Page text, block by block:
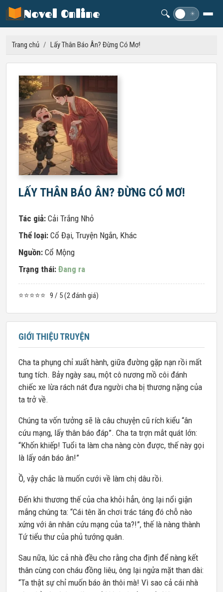
Novel Online 🔍 ☀
Trang chủ / Lấy Thân Báo Ân? Đừng Có Mơ!
LẤY THÂN BÁO ÂN? ĐỪNG CÓ MƠ!
Tác giả: Cải Trắng Nhỏ
Thể loại: Cổ Đại, Truyện Ngắn, Khác
Nguồn: Cổ Mộng
Trạng thái: Đang ra
⭐⭐⭐⭐⭐ 9 / 5 (2 đánh giá)
GIỚI THIỆU TRUYỆN
Cha ta phụng chỉ xuất hành, giữa đường gặp nạn rồi mất
tung tích. Bảy ngày sau, một cô nương mồ côi đánh
chiếc xe lừa rách nát đưa người cha bị thương nặng của
ta trở về.
Chúng ta vốn tưởng sẽ là câu chuyện cũ rích kiểu “ân
cứu mạng, lấy thân báo đáp”. Cha ta trợn mắt quát lớn:
“Khốn khiếp! Tuổi ta làm cha nàng còn được, thế này gọi
là lấy oán báo ân!”
Ồ, vậy chắc là muốn cưới về làm chị dâu rồi.
Đến khi thương thế của cha khỏi hẳn, ông lại nổi giận
mắng chúng ta: “Cái tên ăn chơi trác táng đó chỗ nào
xứng với ân nhân cứu mạng của ta?!”, thế là nàng thành
Tứ tiểu thư của phủ tướng quân.
Sau nữa, lúc cả nhà đều cho rằng cha định để nàng kết
thân cùng con cháu đồng liêu, ông lại ngửa mặt than dài:
“Ta thật sự chỉ muốn báo ân thôi mà! Vì sao cả cái nhà